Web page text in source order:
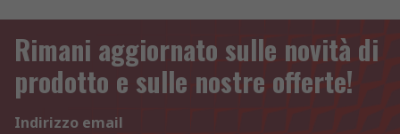
Rimani aggiornato sulle novità di
prodotto e sulle nostre offerte!
Indirizzo email